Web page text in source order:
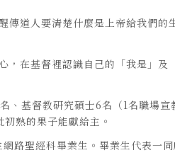
傳道人要清楚什麼是上帝給我們的
在基督裡認識自己的「我是」及
、基督教研究碩士6名（1名職場宣
熟的果子能獻給主。
路聖經科畢業生。畢業生代表一